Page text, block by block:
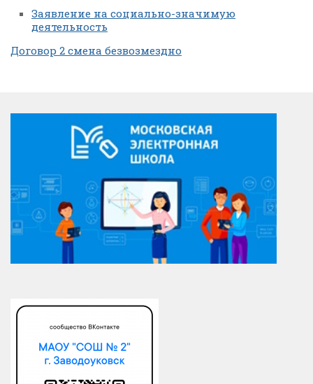
Заявление на социально-значимую
деятельность
Договор 2 смена безвозмездно